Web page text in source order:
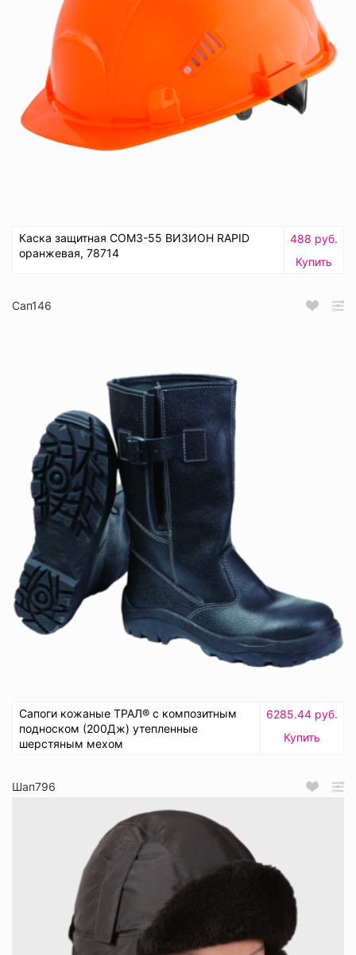
Каска защитная СОМЗ-55 ВИЗИОН RAPID
оранжевая, 78714
488 руб.
Купить
Сап146
Сапоги кожаные ТРАЛ® с композитным
подноском (200Дж) утепленные
шерстяным мехом
6285.44 руб.
Купить
Шап796